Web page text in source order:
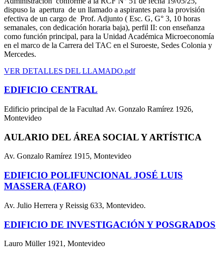
dispuso la apertura de un llamado a aspirantes para la provisión
efectiva de un cargo de Prof. Adjunto ( Esc. G, G° 3, 10 horas
semanales, con dedicación horaria baja), perfil II: con enseñanza
como función principal, para la Unidad Académica Microeconomía
en el marco de la Carrera del TAC en el Suroeste, Sedes Colonia y
Mercedes.
VER DETALLES DEL LLAMADO.pdf
EDIFICIO CENTRAL
Edificio principal de la Facultad Av. Gonzalo Ramírez 1926,
Montevideo
AULARIO DEL ÁREA SOCIAL Y ARTÍSTICA
Av. Gonzalo Ramírez 1915, Montevideo
EDIFICIO POLIFUNCIONAL JOSÉ LUIS
MASSERA (FARO)
Av. Julio Herrera y Reissig 633, Montevideo.
EDIFICIO DE INVESTIGACIÓN Y POSGRADOS
Lauro Müller 1921, Montevideo